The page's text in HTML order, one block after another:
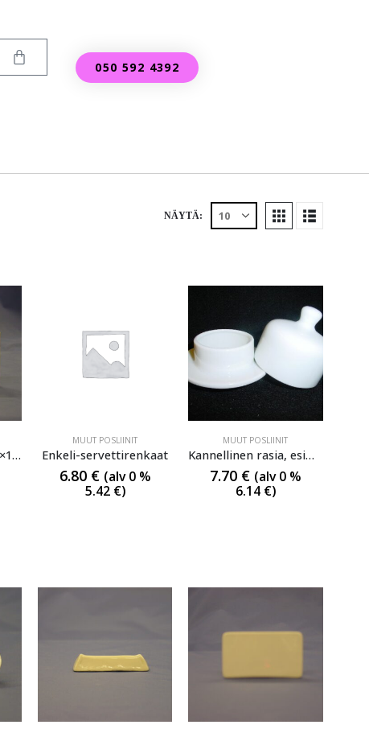
050 592 4392
NÄYTÄ:
Avoin kirja Koko 8,5×11 cm
MUUT POSLIINIT
Enkeli-servettirenkaat
6.80 € (alv 0 %
5.42 €)
MUUT POSLIINIT
Kannellinen rasia, esim pippurijuustolle, korkeus 9 cm, halk. 9,5 cm
7.70 € (alv 0 %
6.14 €)